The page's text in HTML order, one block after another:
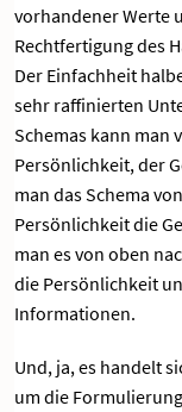
vorhandener Werte
Rechtfertigung des
Der Einfachheit
sehr raffinierten
Schemas kann man
Persönlichkeit, der
man das Schema
Persönlichkeit die
man es von oben
die Persönlichkeit
Informationen.
Und, ja, es handelt
um die